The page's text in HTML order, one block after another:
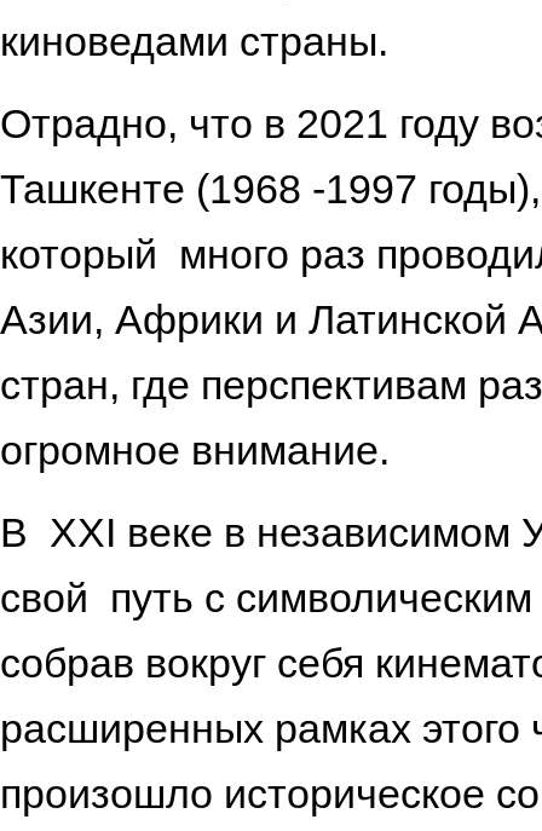
киноведами страны.
Отрадно, что в 2021 году
Ташкенте (1968 -1997
который много раз
Азии, Африки и Латинской
стран, где перспективам
огромное
В ХХI веке в независимом
свой путь с
собрав вокруг себя
расширенных рамках
произошло историческое